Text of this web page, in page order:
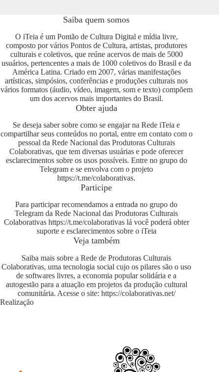
Saiba quem somos
O iTeia é um Pontão de Cultura Digital e mídia livre,
composto por vários Pontos de Cultura, artistas, produtores
culturais e coletivos, que reúne acervos de mais de 5000
usuários, pertencentes a mais de 1000 coletivos do Brasil e da
América Latina. Criado em 2007, várias manifestações
artísticas, simpósios, conferências e produções culturais nos
vários formatos (áudio, vídeo, imagem, som e texto) compõem
um dos acervos mais importantes do Brasil.
Obter ajuda
Se deseja saber sobre como se engajar na Rede iTeia e
compartilhar seus conteúdos no portal, entre em contato com o
pessoal da Rede Nacional das Produtoras Culturais
Colaborativas, que tem diversas usuárias e pode oferecer
esclarecimentos sobre os usos possíveis. Entre no grupo do
Telegram e se envolva com o projeto
https://t.me/colaborativas.
Participe
Para participar recomendamos a entrada no grupo do
Telegram da Rede Nacional das Produtoras Culturais
Colaborativas https://t.me/colaborativaslá você poderá obter
suporte e esclarecimentos sobre o iTeia
Veja também
Saiba mais sobre a Rede de Produtoras Culturais
Colaborativas, uma tecnologia social cujo os pilares são o uso
de softwares livres, a economia popular solidária e a
autogestão para a atuação em projetos da produção cultural
comunitária. Acesse o site: https://colaborativas.net/
Realização